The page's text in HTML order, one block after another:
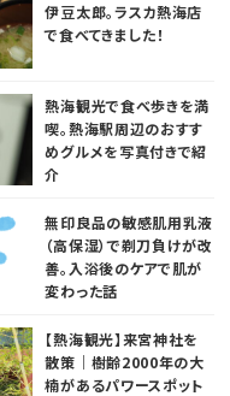
伊豆太郎。ラスカ熱海店
で食べてきました！
熱海観光で食べ歩きを満
喫。熱海駅周辺のおすす
めグルメを写真付きで紹
介
無印良品の敏感肌用乳液
（高保湿）で剃刀負けが改
善。入浴後のケアで肌が
変わった話
【熱海観光】来宮神社を
散策｜樹齢2000年の大
楠があるパワースポット